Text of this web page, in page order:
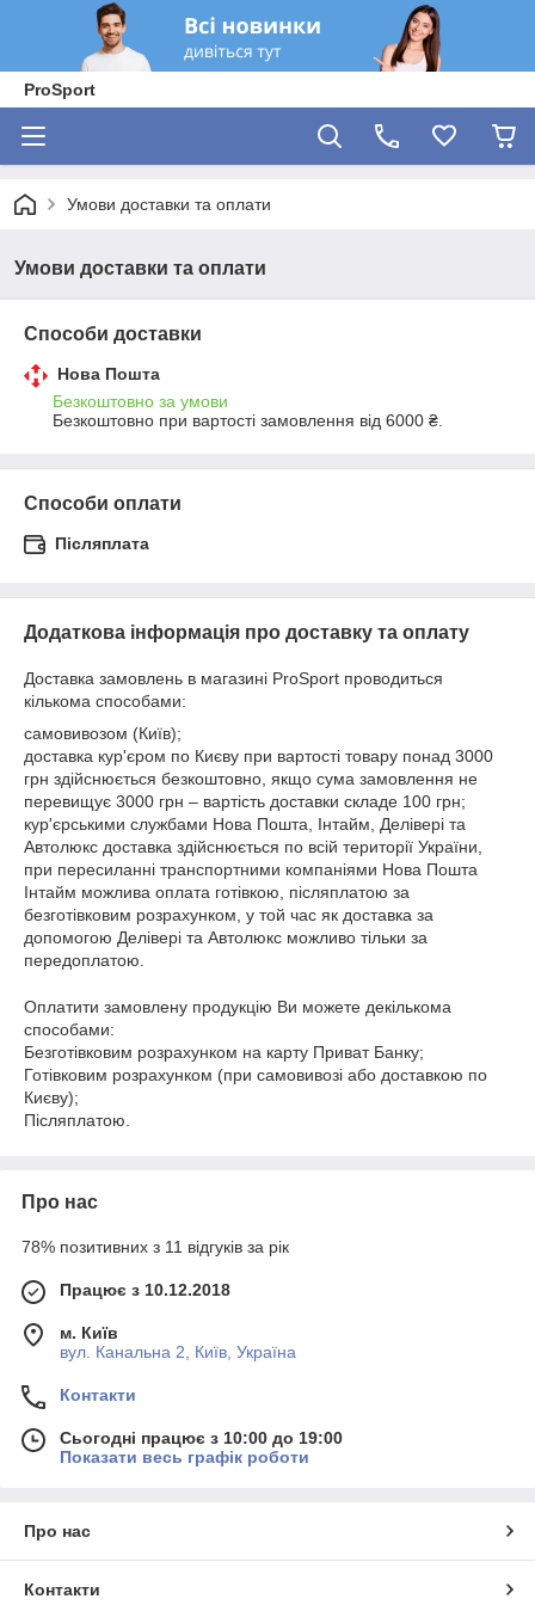
ProSport
Умови доставки та оплати
Умови доставки та оплати
Способи доставки
Нова Пошта
Безкоштовно за умови
Безкоштовно при вартості замовлення від 6000 ₴.
Способи оплати
Післяплата
Додаткова інформація про доставку та оплату
Доставка замовлень в магазині ProSport проводиться
кількома способами:
самовивозом (Київ);
доставка кур'єром по Києву при вартості товару понад 3000
грн здійснюється безкоштовно, якщо сума замовлення не
перевищує 3000 грн – вартість доставки складе 100 грн;
кур'єрськими службами Нова Пошта, Інтайм, Делівері та
Автолюкс доставка здійснюється по всій території України,
при пересиланні транспортними компаніями Нова Пошта
Інтайм можлива оплата готівкою, післяплатою за
безготівковим розрахунком, у той час як доставка за
допомогою Делівері та Автолюкс можливо тільки за
передоплатою.
Оплатити замовлену продукцію Ви можете декількома
способами:
Безготівковим розрахунком на карту Приват Банку;
Готівковим розрахунком (при самовивозі або доставкою по
Києву);
Післяплатою.
Про нас
78% позитивних з 11 відгуків за рік
Працює з 10.12.2018
м. Київ
вул. Канальна 2, Київ, Україна
Контакти
Сьогодні працює з 10:00 до 19:00
Показати весь графік роботи
Про нас
Контакти